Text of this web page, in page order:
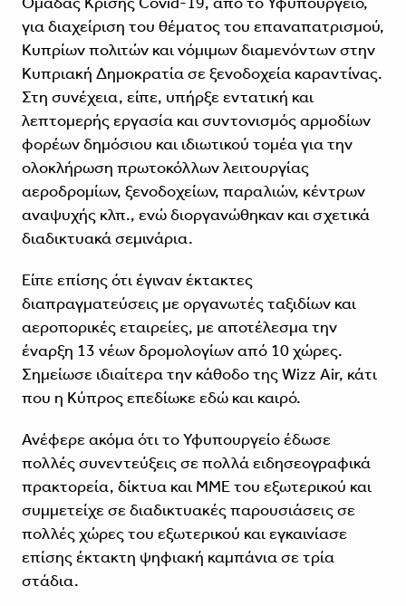
για διαχείριση του θέματος του επαναπατρισμού,
Κυπρίων πολιτών και νόμιμων διαμενόντων στην
Κυπριακή Δημοκρατία σε ξενοδοχεία καραντίνας.
Στη συνέχεια, είπε, υπήρξε εντατική και
λεπτομερής εργασία και συντονισμός αρμοδίων
φορέων δημόσιου και ιδιωτικού τομέα για την
ολοκλήρωση πρωτοκόλλων λειτουργίας
αεροδρομίων, ξενοδοχείων, παραλιών, κέντρων
αναψυχής κλπ., ενώ διοργανώθηκαν και σχετικά
διαδικτυακά σεμινάρια.
Είπε επίσης ότι έγιναν έκτακτες
διαπραγματεύσεις με οργανωτές ταξιδίων και
αεροπορικές εταιρείες, με αποτέλεσμα την
έναρξη 13 νέων δρομολογίων από 10 χώρες.
Σημείωσε ιδιαίτερα την κάθοδο της Wizz Air, κάτι
που η Κύπρος επεδίωκε εδώ και καιρό.
Ανέφερε ακόμα ότι το Υφυπουργείο έδωσε
πολλές συνεντεύξεις σε πολλά ειδησεογραφικά
πρακτορεία, δίκτυα και ΜΜΕ του εξωτερικού και
συμμετείχε σε διαδικτυακές παρουσιάσεις σε
πολλές χώρες του εξωτερικού και εγκαινίασε
επίσης έκτακτη ψηφιακή καμπάνια σε τρία
στάδια.